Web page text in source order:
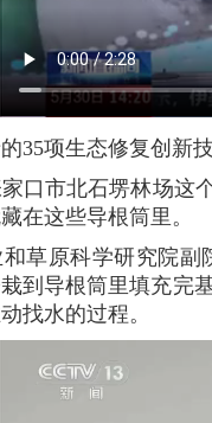
35项生态修复创新
口市北石塄林场这
在这些导根筒里。
草原科学研究院
到导根筒里填充完
找水的过程。